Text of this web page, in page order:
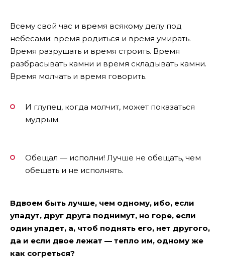
Всему свой час и время всякому делу под
небесами: время родиться и время умирать.
Время разрушать и время строить. Время
разбрасывать камни и время складывать камни.
Время молчать и время говорить.
И глупец, когда молчит, может показаться
мудрым.
Обещал — исполни! Лучше не обещать, чем
обещать и не исполнять.
Вдвоем быть лучше, чем одному, ибо, если
упадут, друг друга поднимут, но горе, если
один упадет, а, чтоб поднять его, нет другого,
да и если двое лежат — тепло им, одному же
как согреться?